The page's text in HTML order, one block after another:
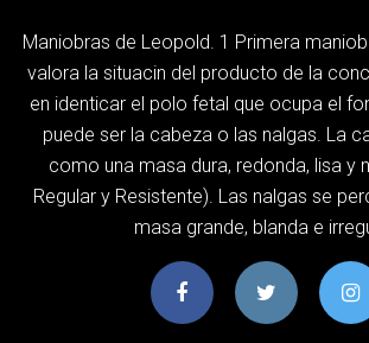
Maniobras de Leopold. 1 Primera
valora la situacin del producto de la
en identicar el polo fetal que ocupa el
puede ser la cabeza o las nalgas. La
como una masa dura, redonda, lisa y
Regular y Resistente). Las nalgas se
masa grande, blanda e